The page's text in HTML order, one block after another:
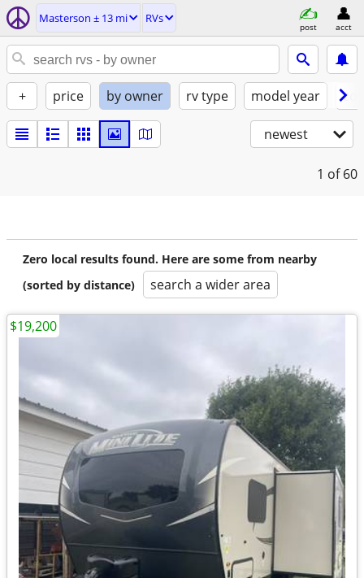
Masterson ± 13 mi RVs
post acct
+ price by owner rv type model year
newest
1 of 60
Zero local results found. Here are some from nearby
(sorted by distance)
search a wider area
$19,200